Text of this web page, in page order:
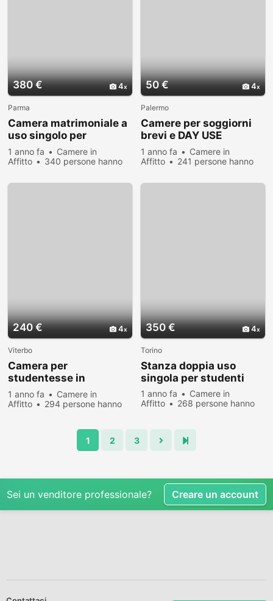
380 € 4
Parma
Camera matrimoniale a
uso singolo per
studentessa
1 anno fa
Camere in
Affitto
340 persone hanno
50 € 4
Palermo
Camere per soggiorni
brevi e DAY USE
Palermo
1 anno fa
Camere in
Affitto
241 persone hanno
240 € 4
Viterbo
Camera per
studentesse in
appartamento
1 anno fa
Camere in
Affitto
294 persone hanno
350 € 4
Torino
Stanza doppia uso
singola per studenti
1 anno fa
Camere in
Affitto
268 persone hanno
1 2 3
Sei un venditore professionale? Creare un account